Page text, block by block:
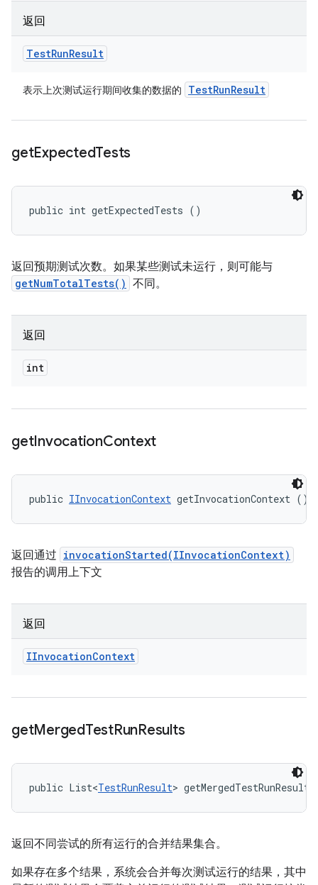
返回
TestRunResult
表示上次测试运行期间收集的数据的 TestRunResult
getExpectedTests
public int getExpectedTests ()
返回预期测试次数。如果某些测试未运行，则可能与
getNumTotalTests() 不同。
返回
int
getInvocationContext
public IInvocationContext getInvocationContext ()
返回通过 invocationStarted(IInvocationContext)
报告的调用上下文
返回
IInvocationContext
getMergedTestRunResults
public List<TestRunResult>
返回不同尝试的所有运行的合并结果集合。
如果存在多个结果，系统会合并每次测试运行的结果，其中